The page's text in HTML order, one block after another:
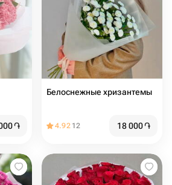
֏
Белоснежные хризантемы
4.92 12 18 000֏